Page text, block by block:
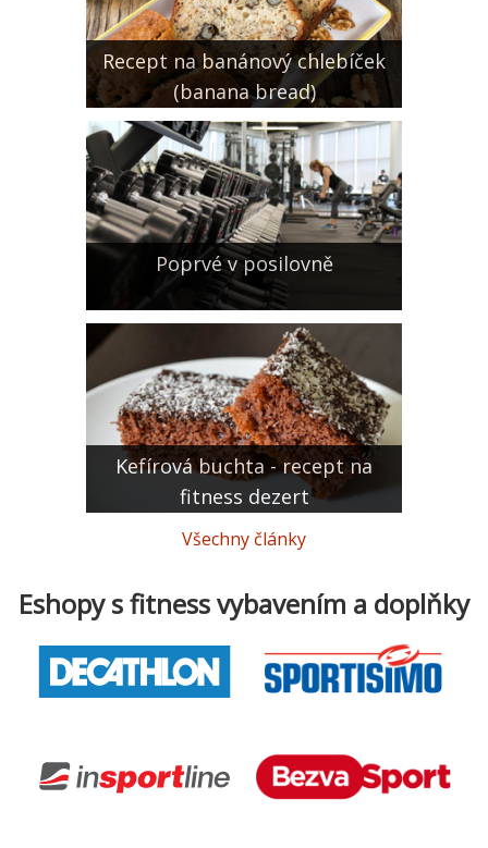
Recept na banánový chlebíček
(banana bread)
Poprvé v posilovně
Kefírová buchta - recept na
fitness dezert
Všechny články
Eshopy s fitness vybavením a doplňky